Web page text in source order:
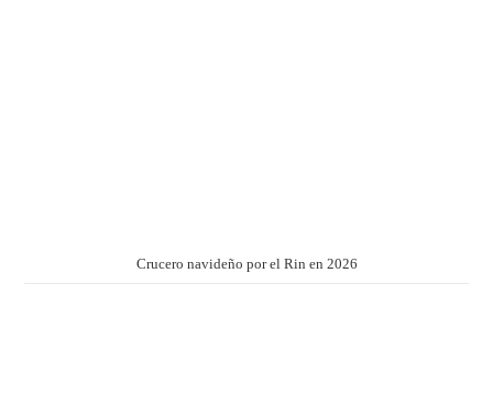
Crucero navideño por el Rin en 2026